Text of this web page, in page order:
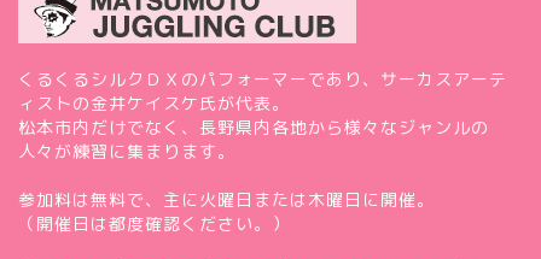
くるくるシルクＤＸのパフォーマーであり、サーカスアーテ
ィストの金井ケイスケ氏が代表。
松本市内だけでなく、長野県内各地から様々なジャンルの
人々が練習に集まります。
参加料は無料で、主に火曜日または木曜日に開催。
（開催日は都度確認ください。）